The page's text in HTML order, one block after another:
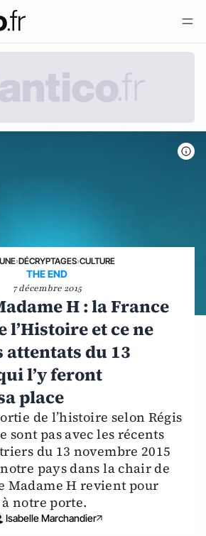
›DÉCRYPTAGES›CULTURE
THE END
7 décembre 2015
H : la France
l’Histoire et ce ne
attentats du 13
l’y feront
place
de l’histoire selon Régis
sont pas avec les récents
du 13 novembre 2015
pays dans la chair de
Madame H revient pour
notre porte.
Isabelle Marchandier